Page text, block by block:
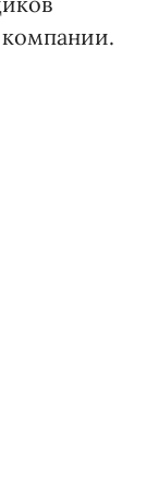
компании.